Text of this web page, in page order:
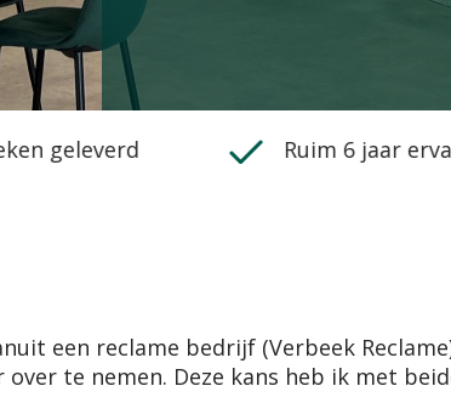
geleverd Ruim 6 jaar
een reclame bedrijf (Verbeek
te nemen. Deze kans heb ik met